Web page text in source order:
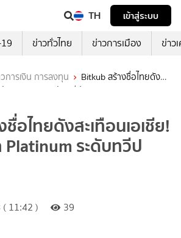
TH
เข้าสู่ระบบ
ข่าวทั่วไทย ข่าวการเมือง ข่าว
การเงิน การลงทุน
Bitkub สร้างชื่อไทยดัง
วัล Platinum ระดับทวีป
อไทยดังสะเทือนเอเชีย!
ระดับทวีป
11:42 )
39